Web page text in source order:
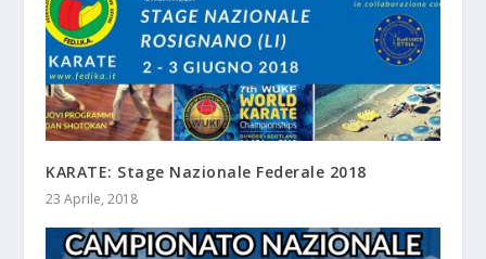
KARATE: Stage Nazionale Federale 2018
23 Aprile, 2018